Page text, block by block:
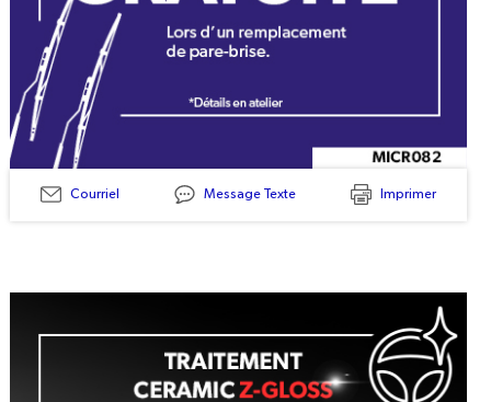
Courriel Message Texte Imprimer
MICR082